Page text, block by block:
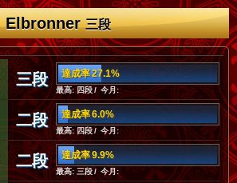
Elbronner三段
三段 達成率 27.1%
最高: 四段 / 今月:
二段 達成率 6.0%
最高: 四段 / 今月:
二段 達成率 9.9%
最高: 三段 / 今月: